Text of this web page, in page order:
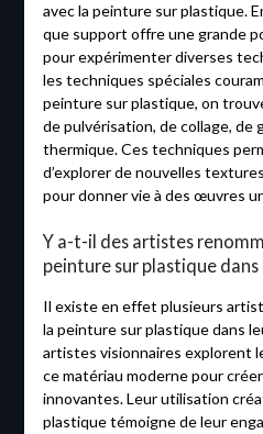
avec la peinture sur plastique.
que support offre une grande
pour expérimenter diverses
les techniques spéciales
peinture sur plastique, on
de pulvérisation, de collage, de
thermique. Ces techniques
d’explorer de nouvelles
pour donner vie à des œuvres
Y a-t-il des artistes
peinture sur plastique
Il existe en effet plusieurs
la peinture sur plastique dans
artistes visionnaires explorent
ce matériau moderne pour
innovantes. Leur utilisation
plastique témoigne de leur